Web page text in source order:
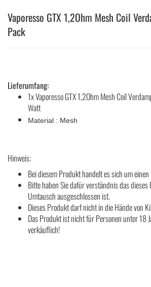
Vaporesso GTX 1,2Ohm Mesh Coil
Pack
Lieferumfang:
1x Vaporesso GTX 1,2Ohm Mesh Coil
Watt
Material : Mesh
Hinweis:
Bei diesem Produkt handelt es sich um
Bitte haben Sie dafür verständnis das
Umtausch ausgeschlossen ist.
Dieses Produkt darf nicht in die Hände von
Das Produkt ist nicht für Personen unter 18
verkäuflich!